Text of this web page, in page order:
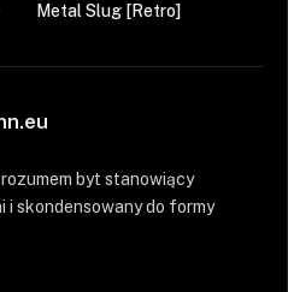
Metal Slug [Retro]
byt stanowiący
i skondensowany do formy